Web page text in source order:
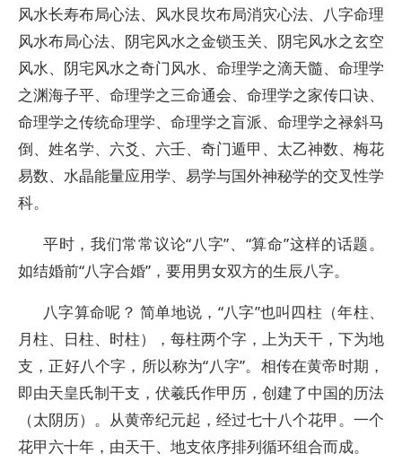
风水长寿布局心法、风水艮坎布局消灾心法、八字命理
风水布局心法、阴宅风水之金锁玉关、阴宅风水之玄空
风水、阴宅风水之奇门风水、命理学之滴天髓、命理学
之渊海子平、命理学之三命通会、命理学之家传口诀、
命理学之传统命理学、命理学之盲派、命理学之禄斜马
倒、姓名学、六爻、六壬、奇门遁甲、太乙神数、梅花
易数、水晶能量应用学、易学与国外神秘学的交叉性学
科。
平时，我们常常议论“八字”、“算命”这样的话题。
如结婚前“八字合婚”，要用男女双方的生辰八字。
八字算命呢？ 简单地说，“八字”也叫四柱（年柱、
月柱、日柱、时柱），每柱两个字，上为天干，下为地
支，正好八个字，所以称为“八字”。相传在黄帝时期，
即由天皇氏制干支，伏羲氏作甲历，创建了中国的历法
（太阴历）。从黄帝纪元起，经过七十八个花甲。一个
花甲六十年，由天干、地支依序排列循环组合而成。